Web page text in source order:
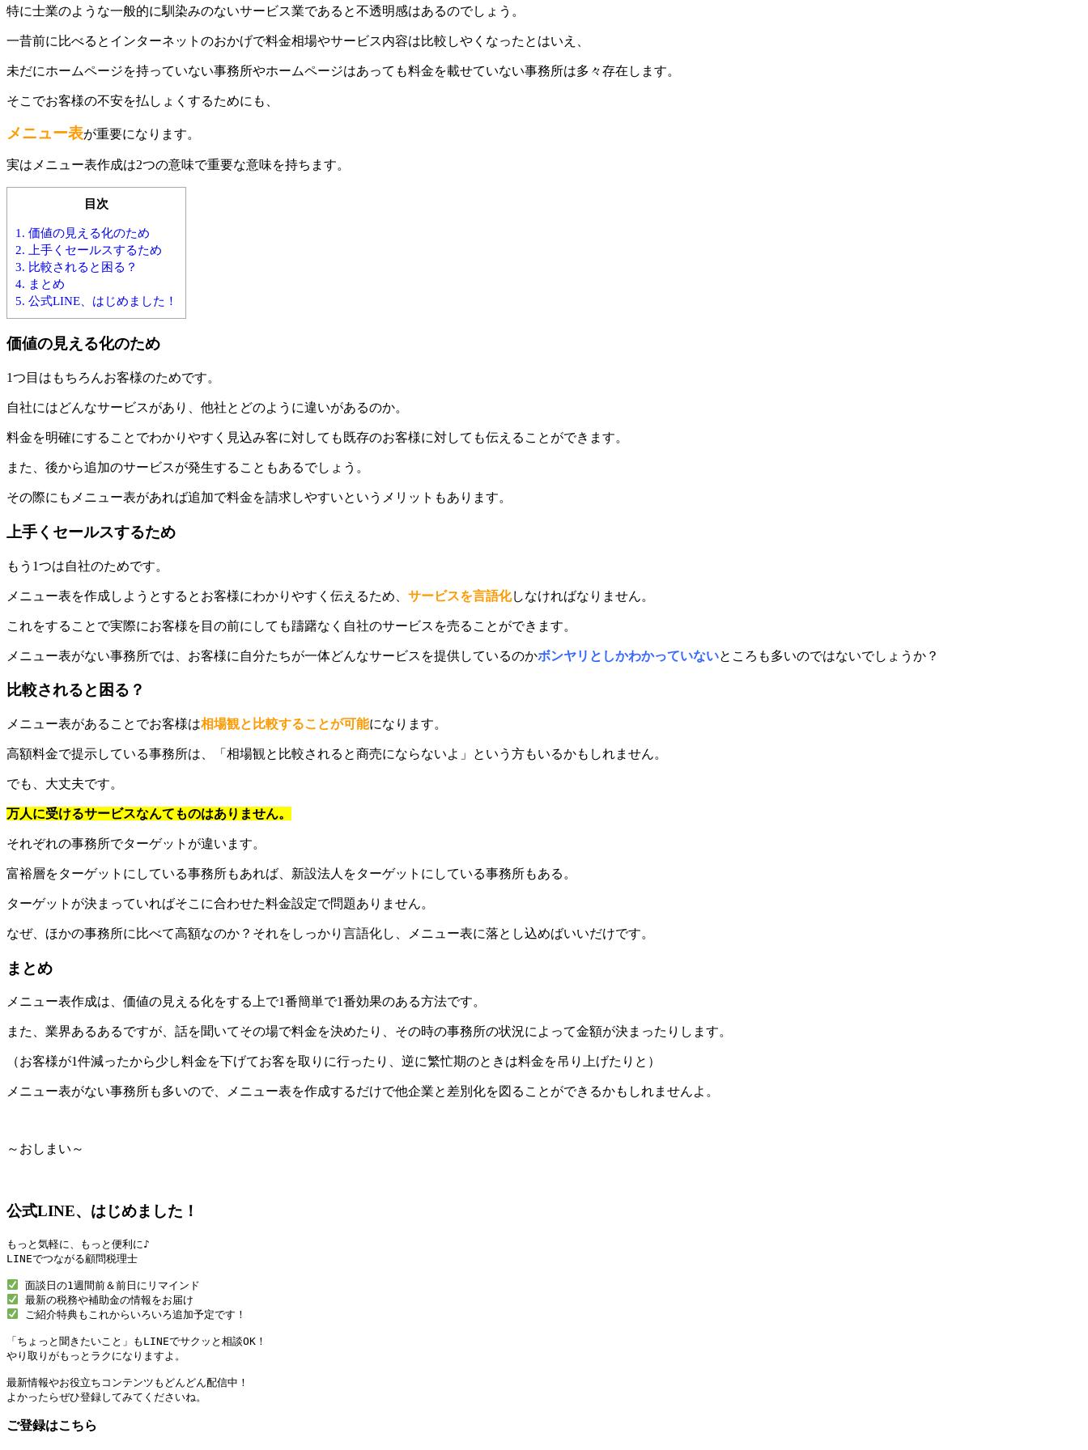
特に士業のような一般的に馴染みのないサービス業であると不透明感はあるのでしょう。
一昔前に比べるとインターネットのおかげで料金相場やサービス内容は比較しやくなったとはいえ、
未だにホームページを持っていない事務所やホームページはあっても料金を載せていない事務所は多々存在します。
そこでお客様の不安を払しょくするためにも、
メニュー表が重要になります。
実はメニュー表作成は2つの意味で重要な意味を持ちます。
目次
1. 価値の見える化のため
2. 上手くセールスするため
3. 比較されると困る？
4. まとめ
5. 公式LINE、はじめました！
価値の見える化のため
1つ目はもちろんお客様のためです。
自社にはどんなサービスがあり、他社とどのように違いがあるのか。
料金を明確にすることでわかりやすく見込み客に対しても既存のお客様に対しても伝えることができます。
また、後から追加のサービスが発生することもあるでしょう。
その際にもメニュー表があれば追加で料金を請求しやすいというメリットもあります。
上手くセールスするため
もう1つは自社のためです。
メニュー表を作成しようとするとお客様にわかりやすく伝えるため、 サービスを言語化しなければなりません。
これをすることで実際にお客様を目の前にしても躊躇なく自社のサービスを売ることができます。
メニュー表がない事務所では、お客様に自分たちが一体どんなサービスを提供しているのかボンヤリとしかわかっていないところも多いのではないでしょうか？
比較されると困る？
メニュー表があることでお客様は相場観と比較することが可能になります。
高額料金で提示している事務所は、「相場観と比較されると商売にならないよ」という方もいるかもしれません。
でも、大丈夫です。
万人に受けるサービスなんてものはありません。
それぞれの事務所でターゲットが違います。
富裕層をターゲットにしている事務所もあれば、新設法人をターゲットにしている事務所もある。
ターゲットが決まっていればそこに合わせた料金設定で問題ありません。
なぜ、ほかの事務所に比べて高額なのか？それをしっかり言語化し、メニュー表に落とし込めばいいだけです。
まとめ
メニュー表作成は、価値の見える化をする上で1番簡単で1番効果のある方法です。
また、業界あるあるですが、話を聞いてその場で料金を決めたり、その時の事務所の状況によって金額が決まったりします。
（お客様が1件減ったから少し料金を下げてお客を取りに行ったり、逆に繁忙期のときは料金を吊り上げたりと）
メニュー表がない事務所も多いので、メニュー表を作成するだけで他企業と差別化を図ることができるかもしれませんよ。
～おしまい～
公式LINE、はじめました！
もっと気軽に、もっと便利に♪
LINEでつながる顧問税理士
ご紹介特典もこれからいろいろ追加予定です！
「ちょっと聞きたいこと」もLINEでサクッと相談OK！
やり取りがもっとラクになりますよ。
最新情報やお役立ちコンテンツもどんどん配信中！
よかったらぜひ登録してみてくださいね。
ご登録はこちら